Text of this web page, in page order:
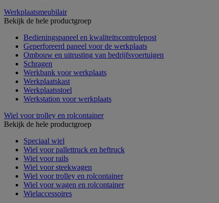
Werkplaatsmeubilair
Bekijk de hele productgroep
Bedieningspaneel en kwaliteitscontrolepost
Geperforeerd paneel voor de werkplaats
Ombouw en uitrusting van bedrijfsvoertuigen
Schragen
Werkbank voor werkplaats
Werkplaatskast
Werkplaatsstoel
Werkstation voor werkplaats
Wiel voor trolley en rolcontainer
Bekijk de hele productgroep
Speciaal wiel
Wiel voor pallettruck en heftruck
Wiel voor rails
Wiel voor steekwagen
Wiel voor trolley en rolcontainer
Wiel voor wagen en rolcontainer
Wielaccessoires